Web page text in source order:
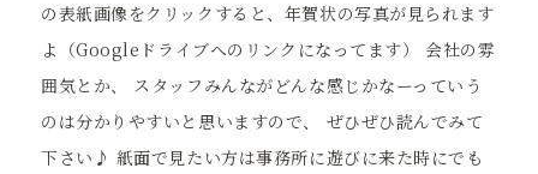
の表紙画像をクリックすると、年賀状の写真が見られます
よ（Googleドライブへのリンクになってます） 会社の雰
囲気とか、 スタッフみんながどんな感じかなーっていう
のは分かりやすいと思いますので、 ぜひぜひ読んでみて
下さい♪ 紙面で見たい方は事務所に遊びに来た時にでも